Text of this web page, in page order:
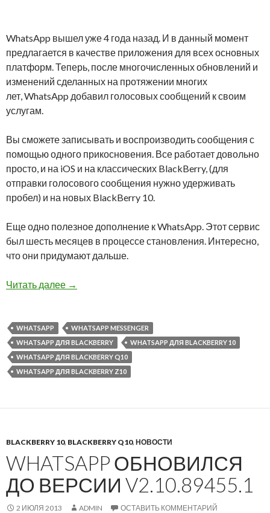
WhatsApp вышел уже 4 года назад. И в данный момент
предлагается в качестве приложения для всех основных
платформ. Теперь, после многочисленных обновлений и
изменений сделанных на протяжении многих
лет, WhatsApp добавил голосовых сообщений к своим
услугам.
Вы сможете записывать и воспроизводить сообщения с
помощью одного прикосновения. Все работает довольно
просто, и на iOS и на классических BlackBerry, (для
отправки голосового сообщения нужно удерживать
пробел) и на новых BlackBerry 10.
Еще одно полезное дополнение к WhatsApp. Этот сервис
был шесть месяцев в процессе становления. Интересно,
что они придумают дальше.
Читать далее WhatsApp добавил отправку голосовых
→
WHATSAPP
WHATSAPP MESSENGER
WHATSAPP ДЛЯ BLACKBERRY
WHATSAPP ДЛЯ BLACKBERRY 10
WHATSAPP ДЛЯ BLACKBERRY Q10
WHATSAPP ДЛЯ BLACKBERRY Z10
BLACKBERRY 10, BLACKBERRY Q10, НОВОСТИ
WHATSAPP ОБНОВИЛСЯ
ДО ВЕРСИИ V2.10.89455.1
2 ИЮЛЯ 2013 ADMIN ОСТАВИТЬ КОММЕНТАРИЙ